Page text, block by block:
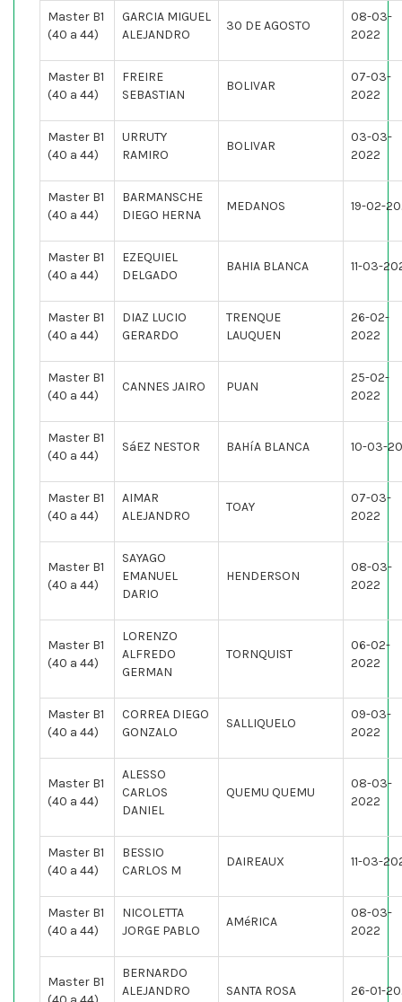
Master B1
(40 a 44)
GARCIA MIGUEL
ALEJANDRO
30 DE AGOSTO
08-03-
2022
Master B1
(40 a 44)
FREIRE
SEBASTIAN
BOLIVAR
07-03-
2022
Master B1
(40 a 44)
URRUTY
RAMIRO
BOLIVAR
03-03-
2022
Master B1
(40 a 44)
BARMANSCHE
DIEGO HERNA
MEDANOS 19-02-
Master B1
(40 a 44)
EZEQUIEL
DELGADO
BAHIA BLANCA 11-03-
Master B1
(40 a 44)
DIAZ LUCIO
GERARDO
TRENQUE
LAUQUEN
26-02-
2022
Master B1
(40 a 44)
CANNES JAIRO PUAN
25-02-
2022
Master B1
(40 a 44)
SáEZ NESTOR BAHíA BLANCA 10-03-
Master B1
(40 a 44)
AIMAR
ALEJANDRO
TOAY
07-03-
2022
Master B1
(40 a 44)
SAYAGO
EMANUEL
DARIO
HENDERSON
08-03-
2022
Master B1
(40 a 44)
LORENZO
ALFREDO
GERMAN
TORNQUIST
06-02-
2022
Master B1
(40 a 44)
CORREA DIEGO
GONZALO
SALLIQUELO
09-03-
2022
Master B1
(40 a 44)
ALESSO
CARLOS
DANIEL
QUEMU QUEMU
08-03-
2022
Master B1
(40 a 44)
BESSIO
CARLOS M
DAIREAUX 11-03-
Master B1
(40 a 44)
NICOLETTA
JORGE PABLO
AMéRICA
08-03-
2022
Master B1
BERNARDO
ALEJANDRO
SANTA ROSA 26-01-